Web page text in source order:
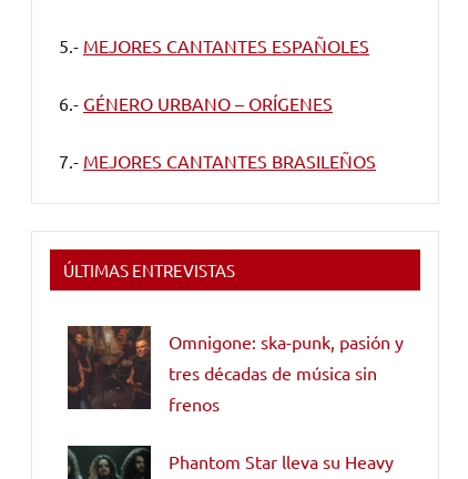
5.- MEJORES CANTANTES ESPAÑOLES
6.- GÉNERO URBANO – ORÍGENES
7.- MEJORES CANTANTES BRASILEÑOS
ÚLTIMAS ENTREVISTAS
Omnigone: ska-punk, pasión y
tres décadas de música sin
frenos
Phantom Star lleva su Heavy